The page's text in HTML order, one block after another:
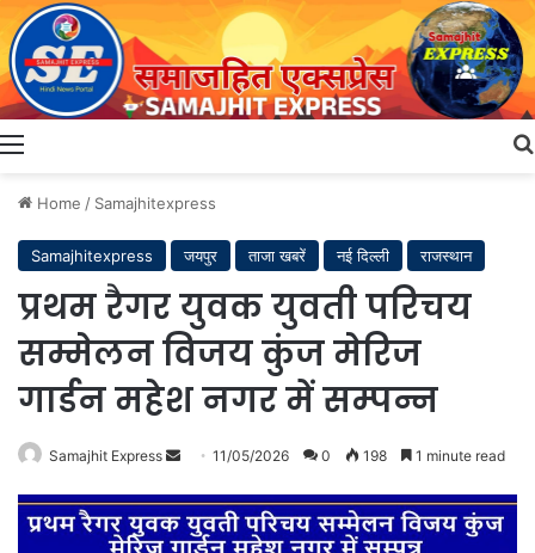
Menu
Home / Samajhitexpress
Samajhitexpress जयपुर ताजा खबरें नई दिल्ली राजस्थान
प्रथम रैगर युवक युवती परिचय
सम्मेलन विजय कुंज मेरिज
गार्डन महेश नगर में सम्पन्न
Samajhit Express
Send
email
11/05/2026 0 198 1 minute read